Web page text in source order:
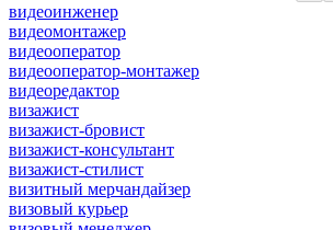
видеоинженер
видеомонтажер
видеооператор
видеооператор-монтажер
видеоредактор
визажист
визажист-бровист
визажист-консультант
визажист-стилист
визитный мерчандайзер
визовый курьер